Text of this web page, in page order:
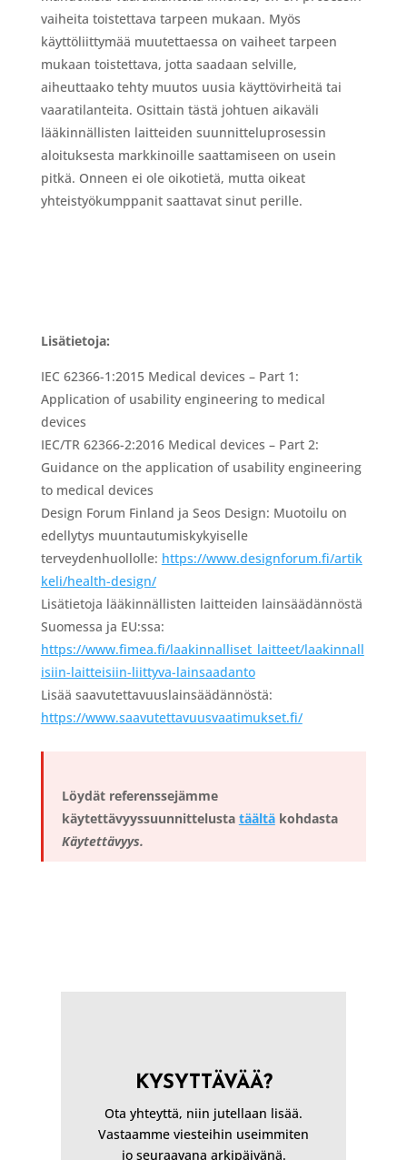
vaiheita toistettava tarpeen mukaan. Myös
käyttöliittymää muutettaessa on vaiheet tarpeen
mukaan toistettava, jotta saadaan selville,
aiheuttaako tehty muutos uusia käyttövirheitä tai
vaaratilanteita. Osittain tästä johtuen aikaväli
lääkinnällisten laitteiden suunnitteluprosessin
aloituksesta markkinoille saattamiseen on usein
pitkä. Onneen ei ole oikotietä, mutta oikeat
yhteistyökumppanit saattavat sinut perille.
Lisätietoja:
IEC 62366-1:2015 Medical devices – Part 1:
Application of usability engineering to medical
devices
IEC/TR 62366-2:2016 Medical devices – Part 2:
Guidance on the application of usability engineering
to medical devices
Design Forum Finland ja Seos Design: Muotoilu on
edellytys muuntautumiskykyiselle
terveydenhuollolle: https://www.designforum.fi/artik
keli/health-design/
Lisätietoja lääkinnällisten laitteiden lainsäädännöstä
Suomessa ja EU:ssa:
https://www.fimea.fi/laakinnalliset_laitteet/laakinnall
isiin-laitteisiin-liittyva-lainsaadanto
Lisää saavutettavuuslainsäädännöstä:
https://www.saavutettavuusvaatimukset.fi/
Löydät referenssejämme
käytettävyyssuunnittelusta täältäkohdasta
Käytettävyys.
KYSYTTÄVÄÄ?
Ota yhteyttä, niin jutellaan lisää.
Vastaamme viesteihin useimmiten
jo seuraavana arkipäivänä.